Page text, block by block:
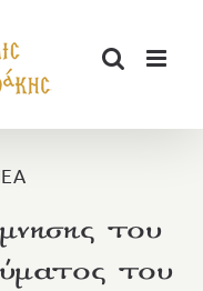
του
του